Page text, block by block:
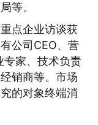
等。
点企业访谈获
公司CEO、营
专家、技术负责
销商等。市场
的对象终端消